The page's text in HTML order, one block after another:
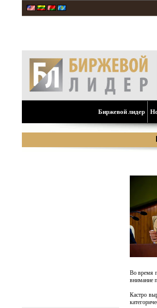
Биржевой лидер
Во время
внимание
Кастро